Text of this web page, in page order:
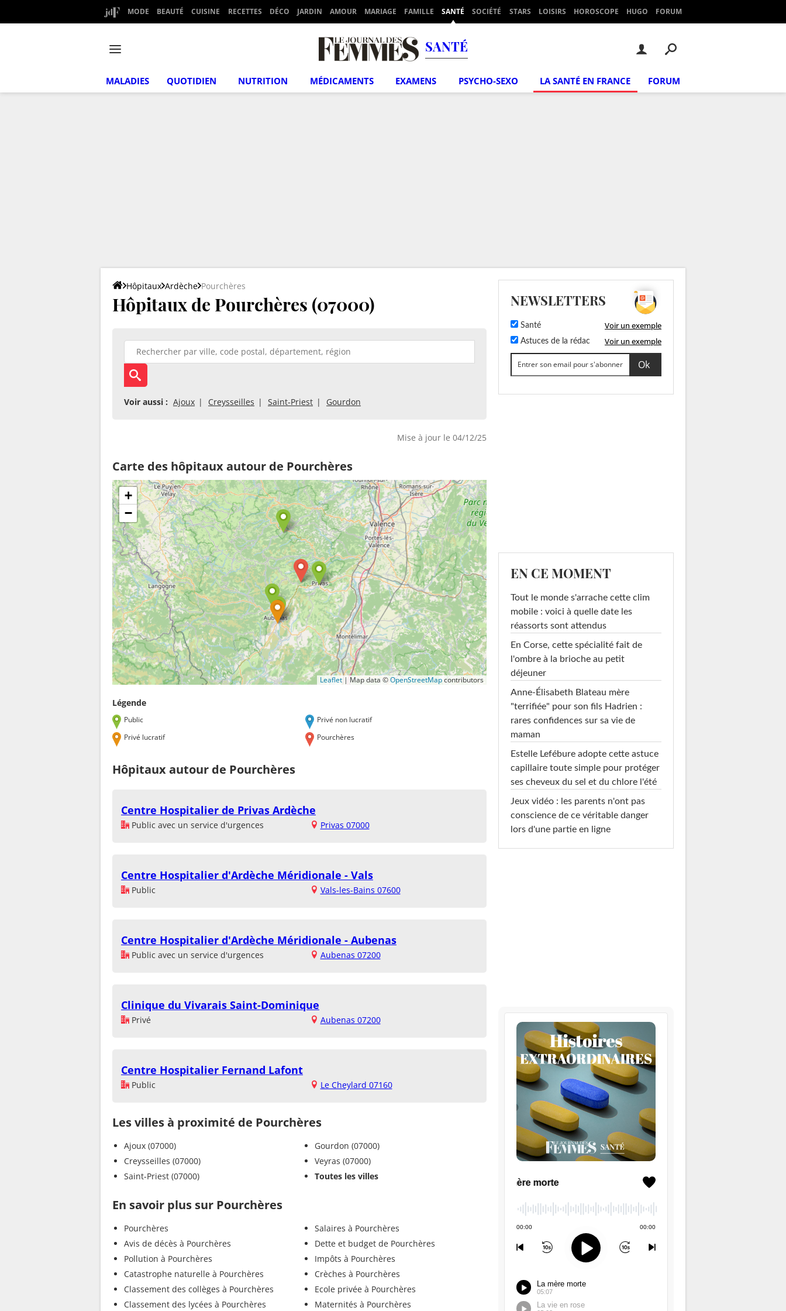
MODE BEAUTÉ CUISINE RECETTES DÉCO JARDIN AMOUR MARIAGE FAMILLE SANTÉ SOCIÉTÉ STARS LOISIRS HOROSCOPE HUGO FORUM
SANTÉ
MALADIES QUOTIDIEN NUTRITION MÉDICAMENTS EXAMENS PSYCHO-SEXO LA SANTÉ EN FRANCE FORUM
Hôpitaux Ardèche Pourchères
Hôpitaux de Pourchères (07000)
Voir aussi : Ajoux Creysseilles Saint-Priest Gourdon
Mise à jour le 04/12/25
Carte des hôpitaux autour de Pourchères
+
−
Leaflet | Map data ©OpenStreetMapcontributors
Légende
Public
Privé non lucratif
Privé lucratif
Pourchères
Hôpitaux autour de Pourchères
Centre Hospitalier de Privas Ardèche
Public avec un service d'urgences Privas 07000
Centre Hospitalier d'Ardèche Méridionale - Vals
Public Vals-les-Bains 07600
Centre Hospitalier d'Ardèche Méridionale - Aubenas
Public avec un service d'urgences Aubenas 07200
Clinique du Vivarais Saint-Dominique
Privé Aubenas 07200
Centre Hospitalier Fernand Lafont
Public Le Cheylard 07160
Les villes à proximité de Pourchères
Ajoux (07000)
Creysseilles (07000)
Saint-Priest (07000)
Gourdon (07000)
Veyras (07000)
Toutes les villes
En savoir plus sur Pourchères
Pourchères
Avis de décès à Pourchères
Pollution à Pourchères
Catastrophe naturelle à Pourchères
Classement des collèges à Pourchères
Classement des lycées à Pourchères
Salaires à Pourchères
Dette et budget de Pourchères
Impôts à Pourchères
Crèches à Pourchères
Ecole privée à Pourchères
Maternités à Pourchères
NEWSLETTERS
Santé Voir un exemple
Astuces de la rédac Voir un exemple
EN CE MOMENT
Tout le monde s'arrache cette clim
mobile : voici à quelle date les
réassorts sont attendus
En Corse, cette spécialité fait de
l'ombre à la brioche au petit
déjeuner
Anne-Élisabeth Blateau mère
"terrifiée" pour son fils Hadrien :
rares confidences sur sa vie de
maman
Estelle Lefébure adopte cette astuce
capillaire toute simple pour protéger
ses cheveux du sel et du chlore l'été
Jeux vidéo : les parents n'ont pas
conscience de ce véritable danger
lors d'une partie en ligne